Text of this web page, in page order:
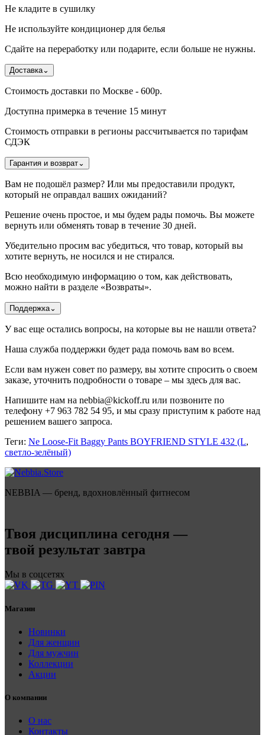
Не кладите в сушилку
Не используйте кондиционер для белья
Сдайте на переработку или подарите, если больше не нужны.
Доставка⌄
Стоимость доставки по Москве - 600р.
Доступна примерка в течение 15 минут
Стоимость отправки в регионы рассчитывается по тарифам
СДЭК
Гарантия и возврат⌄
Вам не подошёл размер? Или мы предоставили продукт,
который не оправдал ваших ожиданий?
Решение очень простое, и мы будем рады помочь. Вы можете
вернуть или обменять товар в течение 30 дней.
Убедительно просим вас убедиться, что товар, который вы
хотите вернуть, не носился и не стирался.
Всю необходимую информацию о том, как действовать,
можно найти в разделе «Возвраты».
Поддержка⌄
У вас еще остались вопросы, на которые вы не нашли ответа?
Наша служба поддержки будет рада помочь вам во всем.
Если вам нужен совет по размеру, вы хотите спросить о своем
заказе, уточнить подробности о товаре – мы здесь для вас.
Напишите нам на nebbia@kickoff.ru или позвоните по
телефону +7 963 782 54 95, и мы сразу приступим к работе над
решением вашего запроса.
Теги: Ne Loose-Fit Baggy Pants BOYFRIEND STYLE 432 (L,
светло-зелёный)
NEBBIA — бренд, вдохновлённый фитнесом
Твоя дисциплина сегодня —
твой результат завтра
Мы в соцсетях
Магазин
Новинки
Для женщин
Для мужчин
Коллекции
Акции
О компании
О нас
Контакты